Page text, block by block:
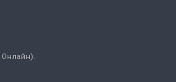
Онлайн).